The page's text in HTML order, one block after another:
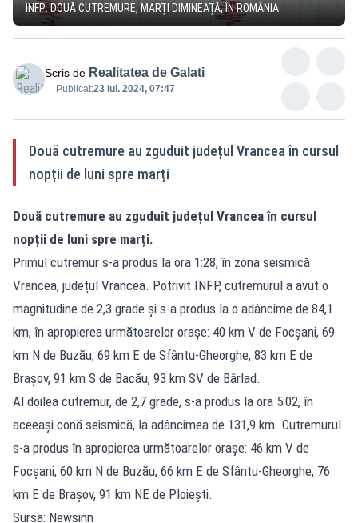
INFP: DOUĂ CUTREMURE, MARȚI DIMINEAȚĂ, ÎN ROMÂNIA
Scris de Realitatea de Galati
Publicat:23 iul. 2024, 07:47
Două cutremure au zguduit județul Vrancea în cursul
nopții de luni spre marți
Două cutremure au zguduit județul Vrancea în cursul
nopții de luni spre marți.
Primul cutremur s-a produs la ora 1:28, în zona seismică
Vrancea, județul Vrancea. Potrivit INFP, cutremurul a avut o
magnitudine de 2,3 grade și s-a produs la o adâncime de 84,1
km, în apropierea următoarelor oraşe: 40 km V de Focșani, 69
km N de Buzău, 69 km E de Sfântu-Gheorghe, 83 km E de
Brașov, 91 km S de Bacău, 93 km SV de Bârlad.
Al doilea cutremur, de 2,7 grade, s-a produs la ora 5:02, în
aceeași conă seismică, la adâncimea de 131,9 km. Cutremurul
s-a produs în apropierea următoarelor oraşe: 46 km V de
Focșani, 60 km N de Buzău, 66 km E de Sfântu-Gheorghe, 76
km E de Brașov, 91 km NE de Ploiești.
Sursa: Newsinn